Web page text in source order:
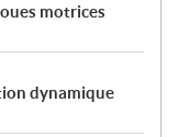
motrices
dynamique